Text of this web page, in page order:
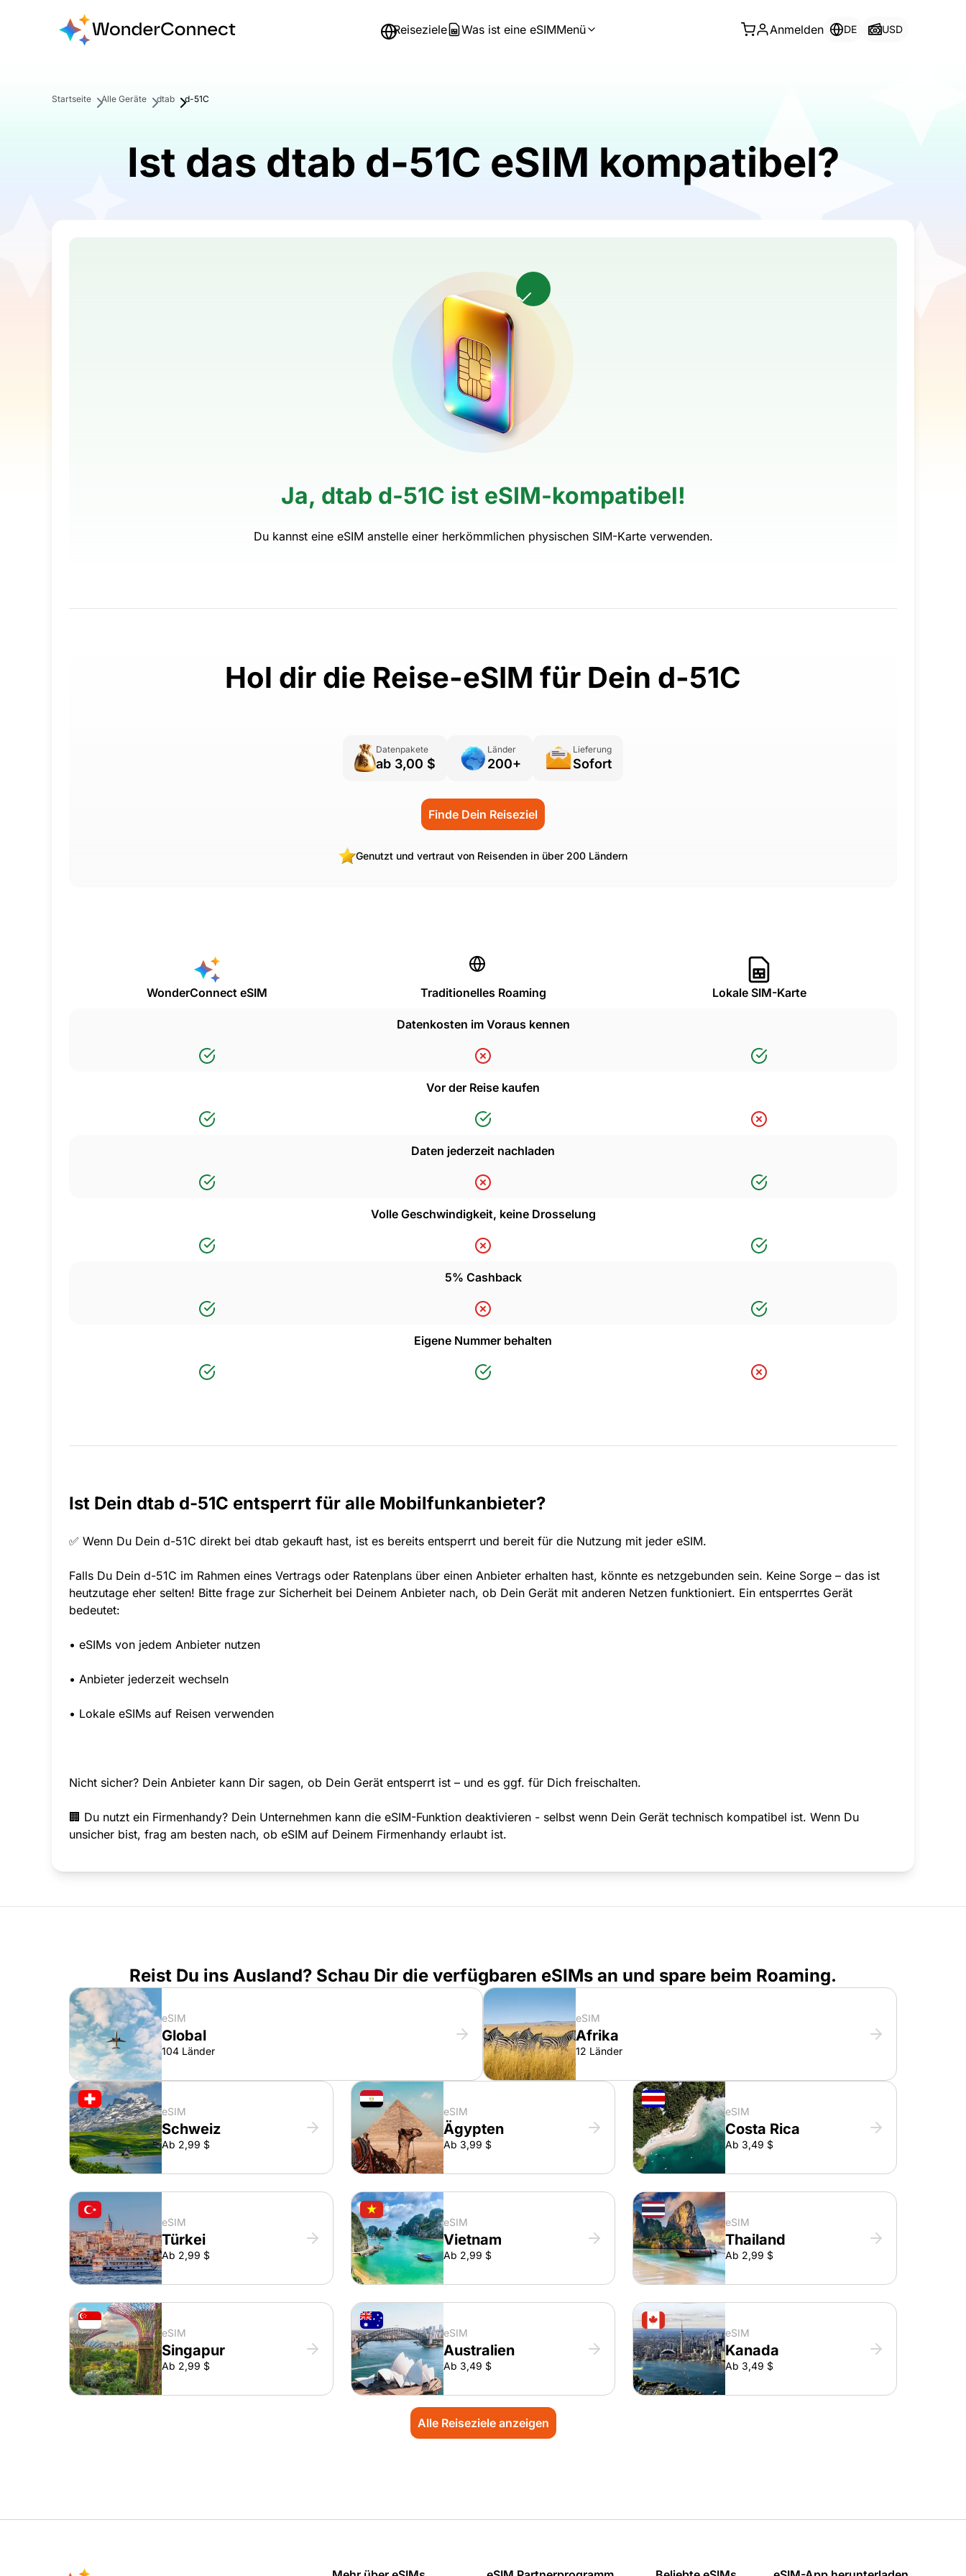
Reiseziele Was ist eine eSIMMenü Anmelden DE USD
Startseite Alle Geräte dtab d-51C
Ist das dtab d-51C eSIM kompatibel?
Ja, dtab d-51C ist eSIM-kompatibel!
Du kannst eine eSIM anstelle einer herkömmlichen physischen SIM-Karte verwenden.
Hol dir die Reise-eSIM für Dein d-51C
Datenpakete
ab 3,00 $
Länder
200+
Lieferung
Sofort
Finde Dein Reiseziel
Genutzt und vertraut von Reisenden in über 200 Ländern
WonderConnect eSIM Traditionelles Roaming Lokale SIM-Karte
Datenkosten im Voraus kennen
Vor der Reise kaufen
Daten jederzeit nachladen
Volle Geschwindigkeit, keine Drosselung
5% Cashback
Eigene Nummer behalten
Ist Dein dtab d-51C entsperrt für alle Mobilfunkanbieter?
✅ Wenn Du Dein d-51C direkt bei dtab gekauft hast, ist es bereits entsperrt und bereit für die Nutzung mit jeder eSIM.
Falls Du Dein d-51C im Rahmen eines Vertrags oder Ratenplans über einen Anbieter erhalten hast, könnte es netzgebunden sein. Keine Sorge – das ist
heutzutage eher selten! Bitte frage zur Sicherheit bei Deinem Anbieter nach, ob Dein Gerät mit anderen Netzen funktioniert. Ein entsperrtes Gerät
bedeutet:
• eSIMs von jedem Anbieter nutzen
• Anbieter jederzeit wechseln
• Lokale eSIMs auf Reisen verwenden
Nicht sicher? Dein Anbieter kann Dir sagen, ob Dein Gerät entsperrt ist – und es ggf. für Dich freischalten.
🏢 Du nutzt ein Firmenhandy? Dein Unternehmen kann die eSIM-Funktion deaktivieren - selbst wenn Dein Gerät technisch kompatibel ist. Wenn Du
unsicher bist, frag am besten nach, ob eSIM auf Deinem Firmenhandy erlaubt ist.
Reist Du ins Ausland? Schau Dir die verfügbaren eSIMs an und spare beim Roaming.
eSIM
Global
104 Länder
eSIM
Afrika
12 Länder
eSIM
Schweiz
Ab 2,99 $
eSIM
Ägypten
Ab 3,99 $
eSIM
Costa Rica
Ab 3,49 $
eSIM
Türkei
Ab 2,99 $
eSIM
Vietnam
Ab 2,99 $
eSIM
Thailand
Ab 2,99 $
eSIM
Singapur
Ab 2,99 $
eSIM
Australien
Ab 3,49 $
eSIM
Kanada
Ab 3,49 $
Alle Reiseziele anzeigen